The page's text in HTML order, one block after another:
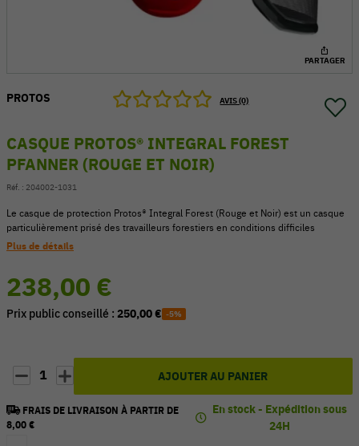
PARTAGER
PROTOS AVIS (0)
CASQUE PROTOS® INTEGRAL FOREST
PFANNER (ROUGE ET NOIR)
Réf. : 204002-1031
Le casque de protection Protos® Integral Forest (Rouge et Noir) est un casque
particulièrement prisé des travailleurs forestiers en conditions difficiles
Plus de détails
238,00 €
Prix public conseillé : 250,00 € -5%
1 AJOUTER AU PANIER
FRAIS DE LIVRAISON À PARTIR DE
8,00 €
En stock - Expédition sous
24H